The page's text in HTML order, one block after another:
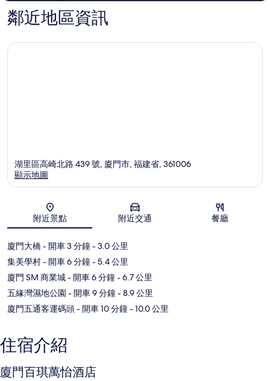
鄰近地區資訊
地圖
湖里區高崎北路 439 號, 廈門市, 福建省, 361006
顯示地圖
附近景點 附近交通 餐廳
廈門大橋- 開車 3 分鐘- 3.0 公里
集美學村- 開車 6 分鐘- 5.4 公里
廈門 SM 商業城- 開車 6 分鐘- 6.7 公里
五緣灣濕地公園 - 開車 9 分鐘- 8.9 公里
廈門五通客運碼頭- 開車 10 分鐘- 10.0 公里
住宿介紹
廈門百琪萬怡酒店